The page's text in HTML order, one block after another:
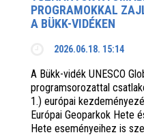
PROGRAMOKKAL
A BÜKK-VIDÉKEN
2026.06.18. 15:14
A Bükk-vidék UNESCO
programsorozattal
1.) európai
Európai Geoparkok Hete
Hete eseményeihez is